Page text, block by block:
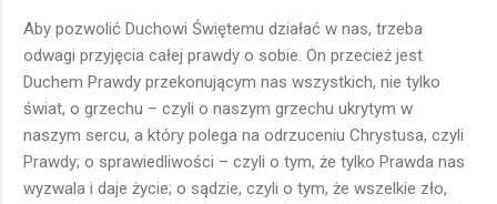
Aby pozwolić Duchowi Świętemu działać w nas, trzeba
odwagi przyjęcia całej prawdy o sobie. On przecież jest
Duchem Prawdy przekonującym nas wszystkich, nie tylko
świat, o grzechu – czyli o naszym grzechu ukrytym w
naszym sercu, a który polega na odrzuceniu Chrystusa, czyli
Prawdy; o sprawiedliwości – czyli o tym, że tylko Prawda nas
wyzwala i daje życie; o sądzie, czyli o tym, że wszelkie zło,